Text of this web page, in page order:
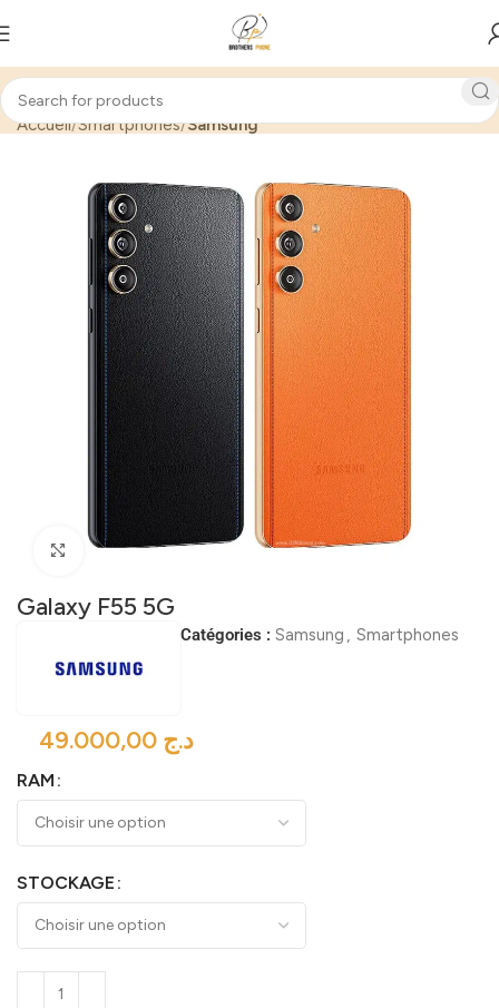
Accueil Smartphones Samsung
Click to enlarge
Galaxy F55 5G
Catégories : Samsung , Smartphones
د.ج
RAM
STOCKAGE